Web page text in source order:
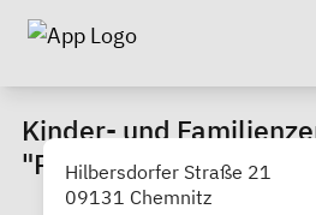
Kinder- und
"Pfiffikus"
Hilbersdorfer Straße 21
09131 Chemnitz